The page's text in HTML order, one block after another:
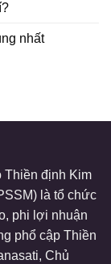
nhất
Thiền định Kim
là tổ chức
phi lợi nhuận
phổ cập Thiền
Chủ